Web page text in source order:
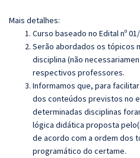
Mais detalhes:
Curso baseado no Edital nº
Serão abordados os tópicos
disciplina (não
respectivos professores.
Informamos que, para
dos conteúdos previstos no
determinadas disciplinas
lógica didática proposta
de acordo com a ordem dos
programático do certame.